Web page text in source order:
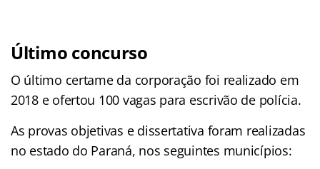
Último concurso
O último certame da corporação foi realizado em
2018 e ofertou 100 vagas para escrivão de polícia.
As provas objetivas e dissertativa foram realizadas
no estado do Paraná, nos seguintes municípios: